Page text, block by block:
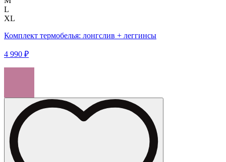
L
XL
Комплект термобелья: лонгслив + леггинсы
4 990 ₽